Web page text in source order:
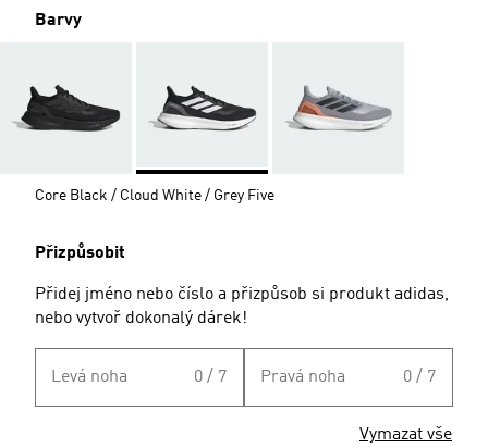
Barvy
Core Black / Cloud White / Grey Five
Přizpůsobit
Přidej jméno nebo číslo a přizpůsob si produkt adidas,
nebo vytvoř dokonalý dárek!
Levá noha 0 / 7 Pravá noha 0 / 7
Vymazat vše